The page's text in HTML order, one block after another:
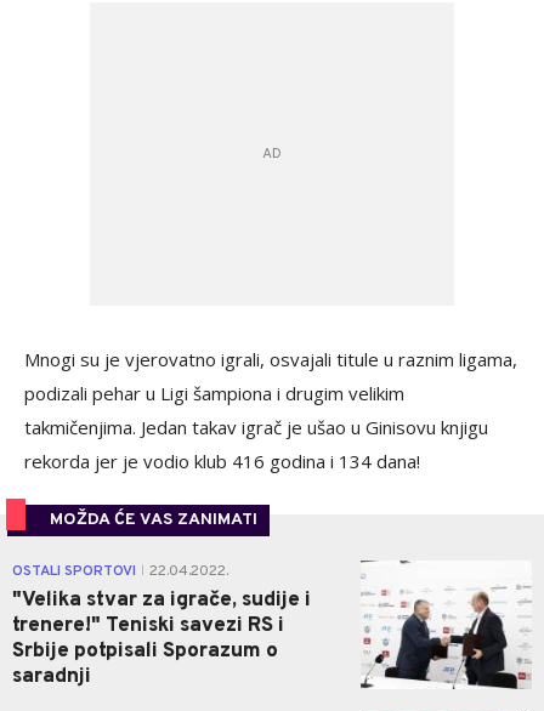
Mnogi su je vjerovatno igrali, osvajali titule u raznim ligama,
podizali pehar u Ligi šampiona i drugim velikim
takmičenjima. Jedan takav igrač je ušao u Ginisovu knjigu
rekorda jer je vodio klub 416 godina i 134 dana!
MOŽDA ĆE VAS ZANIMATI
OSTALI SPORTOVI 22.04.2022.
"Velika stvar za igrače, sudije i
trenere!" Teniski savezi RS i
Srbije potpisali Sporazum o
saradnji